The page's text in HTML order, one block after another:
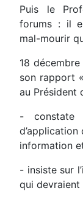
Puis le
forums : il
mal-mourir
18
son rapport
au Président
- constate
d’application
information
- insiste sur
qui devraient